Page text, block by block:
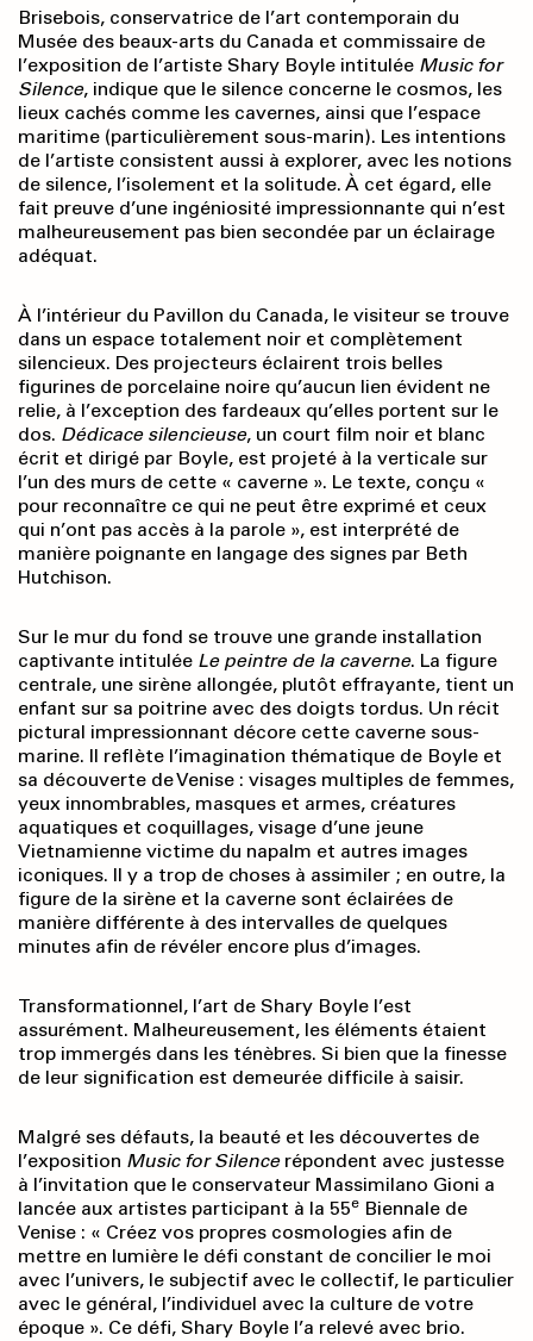
Brisebois, conservatrice de l’art contemporain du
Musée des beaux-arts du Canada et commissaire de
l’exposition de l’artiste Shary Boyle intitulée Music for
Silence, indique que le silence concerne le cosmos, les
lieux cachés comme les cavernes, ainsi que l’espace
maritime (particulièrement sous-marin). Les intentions
de l’artiste consistent aussi à explorer, avec les notions
de silence, l’isolement et la solitude. À cet égard, elle
fait preuve d’une ingéniosité impressionnante qui n’est
malheureusement pas bien secondée par un éclairage
adéquat.
À l’intérieur du Pavillon du Canada, le visiteur se trouve
dans un espace totalement noir et complètement
silencieux. Des projecteurs éclairent trois belles
figurines de porcelaine noire qu’aucun lien évident ne
relie, à l’exception des fardeaux qu’elles portent sur le
dos. Dédicace silencieuse, un court film noir et blanc
écrit et dirigé par Boyle, est projeté à la verticale sur
l’un des murs de cette « caverne ». Le texte, conçu «
pour reconnaître ce qui ne peut être exprimé et ceux
qui n’ont pas accès à la parole », est interprété de
manière poignante en langage des signes par Beth
Hutchison.
Sur le mur du fond se trouve une grande installation
captivante intitulée Le peintre de la caverne. La figure
centrale, une sirène allongée, plutôt effrayante, tient un
enfant sur sa poitrine avec des doigts tordus. Un récit
pictural impressionnant décore cette caverne sous-
marine. Il reflète l’imagination thématique de Boyle et
sa découverte de Venise : visages multiples de femmes,
yeux innombrables, masques et armes, créatures
aquatiques et coquillages, visage d’une jeune
Vietnamienne victime du napalm et autres images
iconiques. Il y a trop de choses à assimiler ; en outre, la
figure de la sirène et la caverne sont éclairées de
manière différente à des intervalles de quelques
minutes afin de révéler encore plus d’images.
Transformationnel, l’art de Shary Boyle l’est
assurément. Malheureusement, les éléments étaient
trop immergés dans les ténèbres. Si bien que la finesse
de leur signification est demeurée difficile à saisir.
Malgré ses défauts, la beauté et les découvertes de
l’exposition Music for Silence répondent avec justesse
à l’invitation que le conservateur Massimilano Gioni a
lancée aux artistes participant à la 55e Biennale de
Venise : « Créez vos propres cosmologies afin de
mettre en lumière le défi constant de concilier le moi
avec l’univers, le subjectif avec le collectif, le particulier
avec le général, l’individuel avec la culture de votre
époque ». Ce défi, Shary Boyle l’a relevé avec brio.